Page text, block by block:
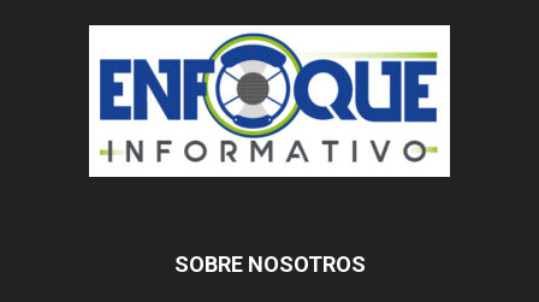
SOBRE NOSOTROS